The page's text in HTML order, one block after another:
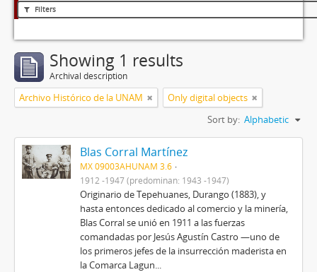
Filters
Showing 1 results
Archival description
Archivo Histórico de la UNAM
Only digital objects
Sort by: Alphabetic
Blas Corral Martínez
MX 09003AHUNAM 3.6
1912 -1947 (predominan: 1943 -1947)
Originario de Tepehuanes, Durango (1883), y
hasta entonces dedicado al comercio y la minería,
Blas Corral se unió en 1911 a las fuerzas
comandadas por Jesús Agustín Castro —uno de
los primeros jefes de la insurrección maderista en
la Comarca Lagun...